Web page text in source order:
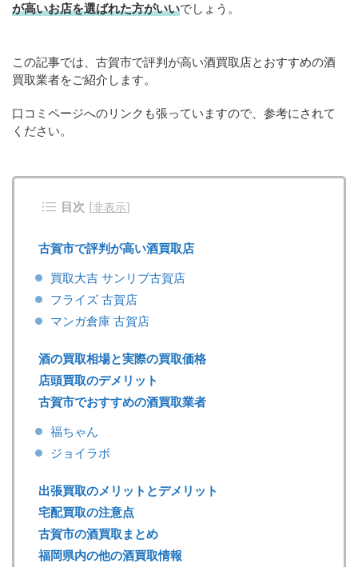
が高いお店を選ばれた方がいいでしょう。
この記事では、古賀市で評判が高い酒買取店とおすすめの酒
買取業者をご紹介します。
口コミページへのリンクも張っていますので、参考にされて
ください。
目次 [非表示]
古賀市で評判が高い酒買取店
買取大吉 サンリブ古賀店
フライズ 古賀店
マンガ倉庫 古賀店
酒の買取相場と実際の買取価格
店頭買取のデメリット
古賀市でおすすめの酒買取業者
福ちゃん
ジョイラボ
出張買取のメリットとデメリット
宅配買取の注意点
古賀市の酒買取まとめ
福岡県内の他の酒買取情報